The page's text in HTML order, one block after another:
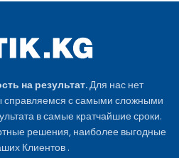
на результат.Для нас нет
с самыми сложными
в самые кратчайшие сроки.
решения, наиболее выгодные
Клиентов .